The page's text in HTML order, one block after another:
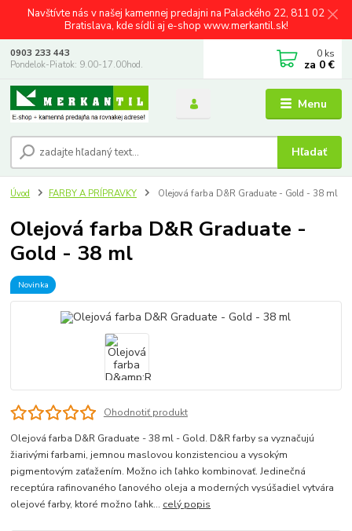
Navštívte nás v našej kamennej predajni na Palackého 22, 811 02
Bratislava, kde sídli aj e-shop www.merkantil.sk!
Menu
Hľadať
0903 233 443
Pondelok-Piatok: 9.00-17.00hod.
0 ks
za 0 €
Úvod FARBY A PRÍPRAVKY Olejová farba D&R Graduate - Gold - 38 ml
Olejová farba D&R Graduate -
Gold - 38 ml
Novinka
Ohodnotiť produkt
Olejová farba D&R Graduate - 38 ml - Gold. D&R farby sa vyznačujú
žiarivými farbami, jemnou maslovou konzistenciou a vysokým
pigmentovým zaťažením. Možno ich ľahko kombinovať. Jedinečná
receptúra rafinovaného ľanového oleja a moderných vysúšadiel vytvára
olejové farby, ktoré možno ľahk... celý popis